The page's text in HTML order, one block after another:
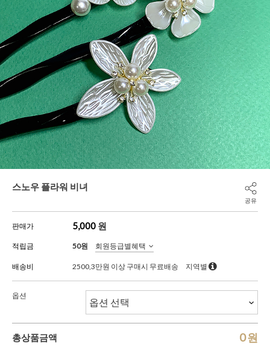
스노우 플라워 비녀
공유
판매가 5,000 원
적립금 50원 회원등급별혜택
배송비 2500,3만원 이상 구매시 무료배송 지역별
옵션
총상품금액 0원